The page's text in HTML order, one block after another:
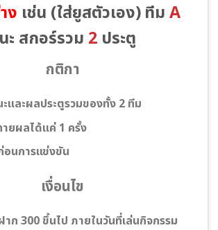
ง เช่น (ใส่ยูสตัวเอง) ทีมA
ะ สกอร์รวม 2 ประตู
กติกา
และผลประตูรวมของทั้ง 2 ทีม
ายผลได้แค่ 1 ครั้ง
นการแข่งขัน
เงื่อนไข
ก 300 ขึ้นไป ภายในวันที่เล่นกิจกรรม